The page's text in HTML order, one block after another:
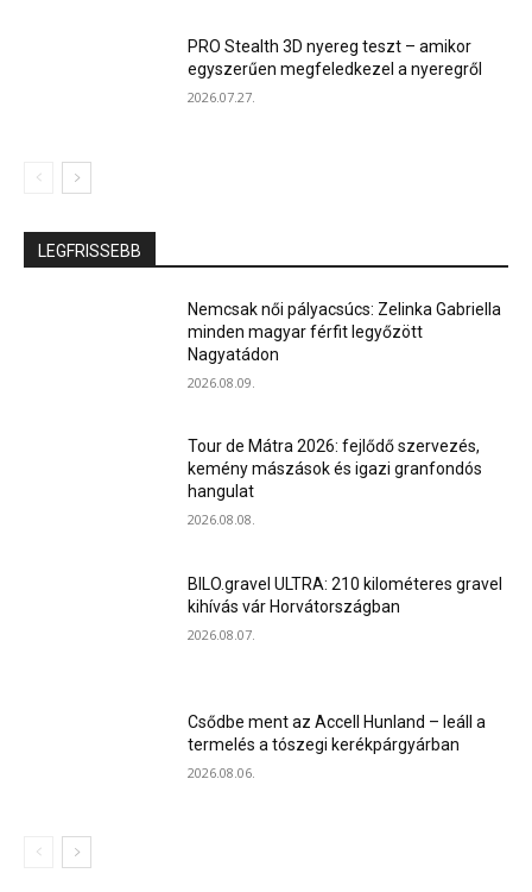
PRO Stealth 3D nyereg teszt – amikor
egyszerűen megfeledkezel a nyeregről
2026.07.27.
LEGFRISSEBB
Nemcsak női pályacsúcs: Zelinka Gabriella
minden magyar férfit legyőzött
Nagyatádon
2026.08.09.
Tour de Mátra 2026: fejlődő szervezés,
kemény mászások és igazi granfondós
hangulat
2026.08.08.
BILO.gravel ULTRA: 210 kilométeres gravel
kihívás vár Horvátországban
2026.08.07.
Csődbe ment az Accell Hunland – leáll a
termelés a tószegi kerékpárgyárban
2026.08.06.